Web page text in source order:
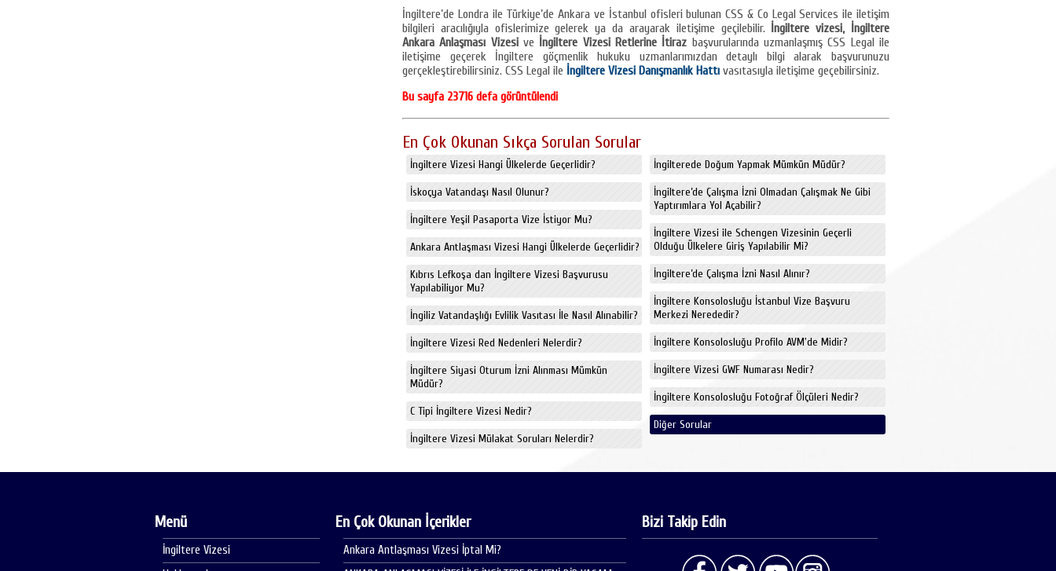
İngiltere’de Londra ile Türkiye’de Ankara ve İstanbul ofisleri bulunan CSS & Co Legal Services ile iletişim
bilgileri aracılığıyla ofislerimize gelerek ya da arayarak iletişime geçilebilir. İngiltere vizesi, İngiltere
Ankara Anlaşması Vizesi ve İngiltere Vizesi Retlerine İtiraz başvurularında uzmanlaşmış CSS Legal ile
iletişime geçerek İngiltere göçmenlik hukuku uzmanlarımızdan detaylı bilgi alarak başvurunuzu
gerçekleştirebilirsiniz. CSS Legal ile İngiltere Vizesi Danışmanlık Hattı vasıtasıyla iletişime geçebilirsiniz.
Bu sayfa 23716 defa görüntülendi
En Çok Okunan Sıkça Sorulan Sorular
İngiltere Vizesi Hangi Ülkelerde Geçerlidir?
İskoçya Vatandaşı Nasıl Olunur?
İngiltere Yeşil Pasaporta Vize İstiyor Mu?
Ankara Antlaşması Vizesi Hangi Ülkelerde Geçerlidir?
Kıbrıs Lefkoşa dan İngiltere Vizesi Başvurusu
Yapılabiliyor Mu?
İngiliz Vatandaşlığı Evlilik Vasıtası İle Nasıl Alınabilir?
İngiltere Vizesi Red Nedenleri Nelerdir?
İngiltere Siyasi Oturum İzni Alınması Mümkün
Müdür?
C Tipi İngiltere Vizesi Nedir?
İngiltere Vizesi Mülakat Soruları Nelerdir?
İngilterede Doğum Yapmak Mümkün Müdür?
İngiltere’de Çalışma İzni Olmadan Çalışmak Ne Gibi
Yaptırımlara Yol Açabilir?
İngiltere Vizesi ile Schengen Vizesinin Geçerli
Olduğu Ülkelere Giriş Yapılabilir Mi?
İngiltere’de Çalışma İzni Nasıl Alınır?
İngiltere Konsolosluğu İstanbul Vize Başvuru
Merkezi Nerededir?
İngiltere Konsolosluğu Profilo AVM'de Midir?
İngiltere Vizesi GWF Numarası Nedir?
İngiltere Konsolosluğu Fotoğraf Ölçüleri Nedir?
Diğer Sorular
Menü
İngiltere Vizesi
En Çok Okunan İçerikler
Ankara Antlaşması Vizesi İptal Mi?
Bizi Takip Edin